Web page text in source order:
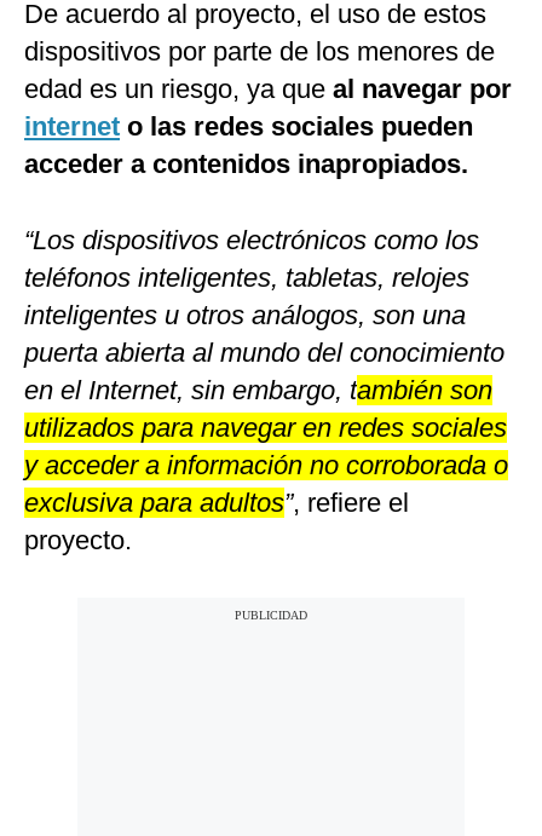
De acuerdo al proyecto, el uso de estos
dispositivos por parte de los menores de
edad es un riesgo, ya que al navegar por
internet o las redes sociales pueden
acceder a contenidos inapropiados.
“Los dispositivos electrónicos como los
teléfonos inteligentes, tabletas, relojes
inteligentes u otros análogos, son una
puerta abierta al mundo del conocimiento
en el Internet, sin embargo, también son
utilizados para navegar en redes sociales
y acceder a información no corroborada o
exclusiva para adultos”, refiere el
proyecto.